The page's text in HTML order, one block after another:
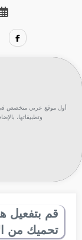
أول موقع عربي متخصص في
وتطبيقاتها،
قم بتفعيل
تحميك من